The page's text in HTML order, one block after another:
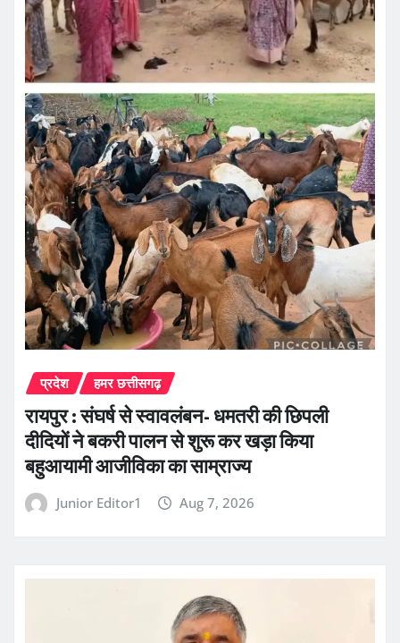
प्रदेश हमर छत्तीसगढ़
रायपुर : संघर्ष से स्वावलंबन- धमतरी की छिपली
दीदियों ने बकरी पालन से शुरू कर खड़ा किया
बहुआयामी आजीविका का साम्राज्य
Junior Editor1 Aug 7, 2026